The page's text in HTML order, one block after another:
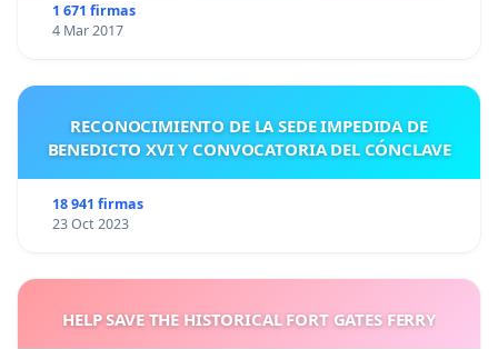
1 671 firmas
4 Mar 2017
RECONOCIMIENTO DE LA SEDE IMPEDIDA DE
BENEDICTO XVI Y CONVOCATORIA DEL CÓNCLAVE
18 941 firmas
23 Oct 2023
HELP SAVE THE HISTORICAL FORT GATES FERRY